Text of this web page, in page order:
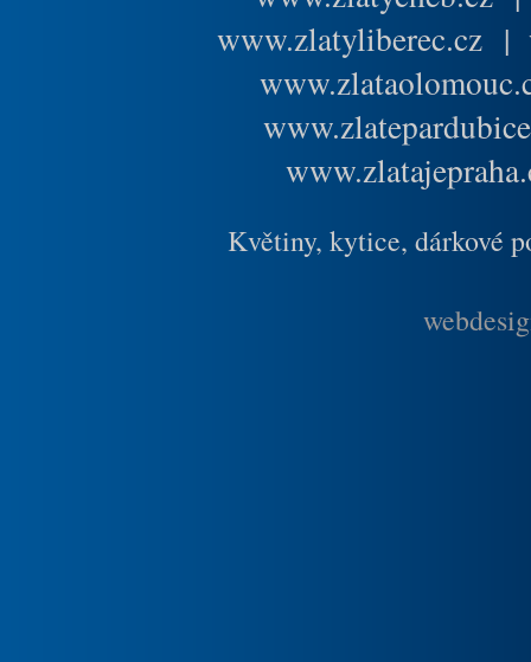
www.zlatyliberec.cz |
Květiny, kytice, dárkové